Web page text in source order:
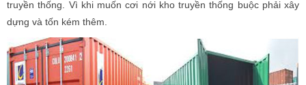
truyền thống. Vì khi muốn cơi nới kho truyền thống buộc phải xây
dựng và tốn kém thêm.